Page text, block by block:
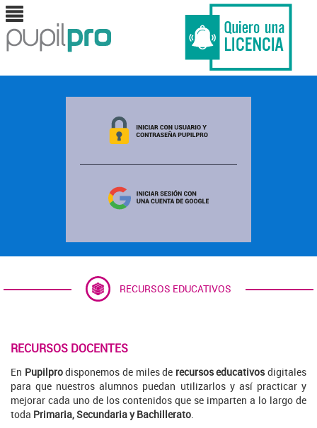
RECURSOS EDUCATIVOS
RECURSOS DOCENTES
En Pupilprodisponemos de miles de recursos educativosdigitales
para que nuestros alumnos puedan utilizarlos y así practicar y
mejorar cada uno de los contenidos que se imparten a lo largo de
toda Primaria, Secundaria y Bachillerato.